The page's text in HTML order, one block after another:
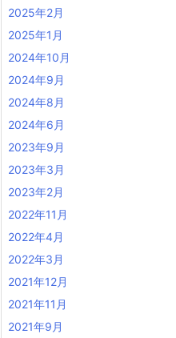
2025年2月
2025年1月
2024年10月
2024年9月
2024年8月
2024年6月
2023年9月
2023年3月
2023年2月
2022年11月
2022年4月
2022年3月
2021年12月
2021年11月
2021年9月